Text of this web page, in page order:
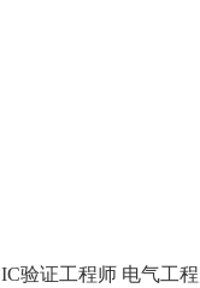
IC验证工程师 电气工